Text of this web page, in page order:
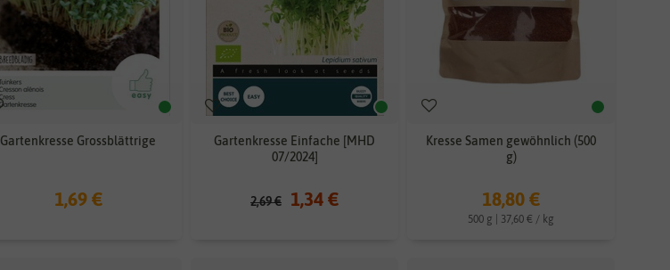
Gartenkresse Grossblättrige
1,69 €
Gartenkresse Einfache [MHD
07/2024]
2,69 € 1,34 €
Kresse Samen gewöhnlich (500
g)
18,80 €
500 g | 37,60 € / kg